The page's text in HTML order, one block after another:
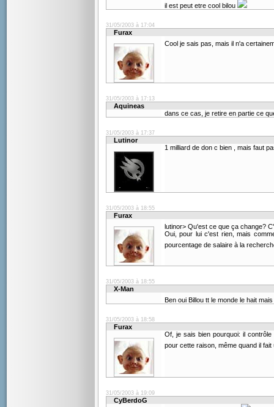
il est peut etre cool bilou
31/05/2003 à 17:04
Furax
Cool je sais pas, mais il n'a
31/05/2003 à 17:13
Aquineas
dans ce cas, je retire en partie ce
31/05/2003 à 17:37
Lutinor
1 milliard de don c bien , mais faut
31/05/2003 à 18:55
Furax
lutinor> Qu'est ce que ça change?
Oui, pour lui c'est rien, mais
pourcentage de salaire à la
31/05/2003 à 18:55
X-Man
Ben oui Billou tt le monde le hait
31/05/2003 à 18:58
Furax
Of, je sais bien pourquoi: il
pour cette raison, même quand il
31/05/2003 à 19:09
CyBerdoG